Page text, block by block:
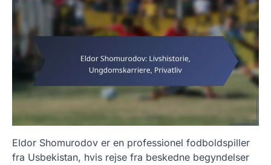
Eldor Shomurodov er en professionel fodboldspiller
fra Usbekistan, hvis rejse fra beskedne begyndelser